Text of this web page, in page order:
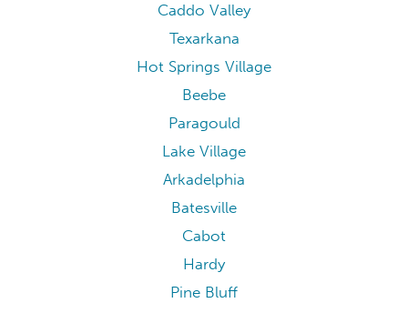
Caddo Valley
Texarkana
Hot Springs Village
Beebe
Paragould
Lake Village
Arkadelphia
Batesville
Cabot
Hardy
Pine Bluff